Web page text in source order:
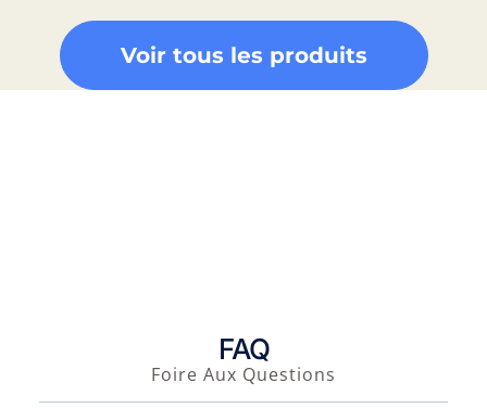
Voir tous les produits
FAQ
Foire Aux Questions